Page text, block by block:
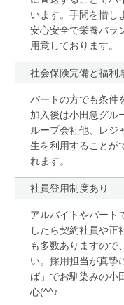
います。手間を惜し
安心安全で栄養バラ
用意しております。
社会保険完備と福利
パートの方でも条件
加入後は小田急グル
ループ会社他、レジ
生を利用することが
れます。
社員登用制度あり
アルバイトやパート
したら契約社員や正
も多数ありますので
い。採用担当が真摯
ば」でお馴染みの小
心(^^♪